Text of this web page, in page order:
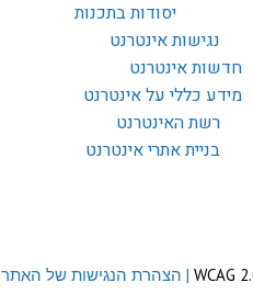
יסודות בתכנות
נגישות אינטרנט
חדשות אינטרנט
מידע כללי על אינטרנט
רשת האינטרנט
בניית אתרי אינטרנט
| הצהרת הנגישות של האתר